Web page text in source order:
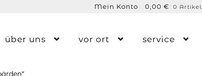
0,00 € 0 Artikel
Mein Konto
über uns vor ort service